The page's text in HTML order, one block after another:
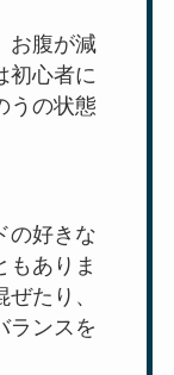
お腹が減
初心者に
うの状態
の好きな
もありま
たり、
ランスを